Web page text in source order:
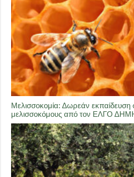
Μελισσοκομία: Δωρεάν εκπαίδευση
μελισσοκόμους από τον ΕΛΓΟ